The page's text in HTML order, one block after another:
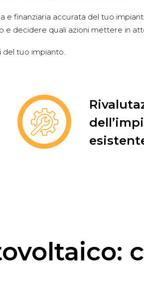
finanziaria accurata del tuo
decidere quali azioni mettere in
del tuo impianto.